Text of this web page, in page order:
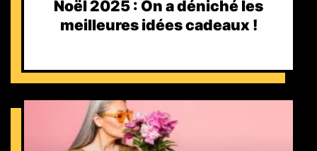
Noël 2025 : On a déniché les
meilleures idées cadeaux !